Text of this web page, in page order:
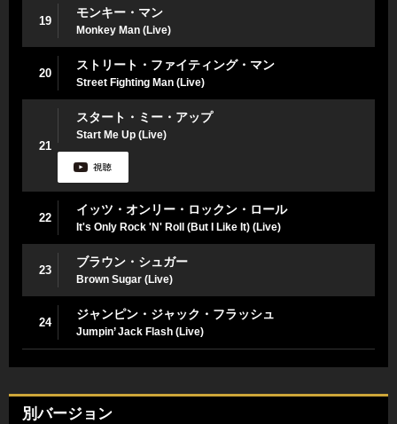
19
モンキー・マン
Monkey Man (Live)
20
ストリート・ファイティング・マン
Street Fighting Man (Live)
21
スタート・ミー・アップ
Start Me Up (Live)
22
イッツ・オンリー・ロックン・ロール
It's Only Rock 'N' Roll (But I Like It) (Live)
23
ブラウン・シュガー
Brown Sugar (Live)
24
ジャンピン・ジャック・フラッシュ
Jumpin’ Jack Flash (Live)
別バージョン